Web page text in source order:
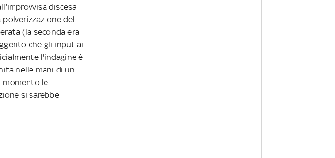
discesa
del
(la seconda era
che gli input ai
l'indagine è
nelle mani di un
momento le
si sarebbe